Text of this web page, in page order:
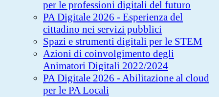
per le professioni digitali del futuro
PA Digitale 2026 - Esperienza del
cittadino nei servizi pubblici
Spazi e strumenti digitali per le STEM
Azioni di coinvolgimento degli
Animatori Digitali 2022/2024
PA Digitale 2026 - Abilitazione al cloud
per le PA Locali